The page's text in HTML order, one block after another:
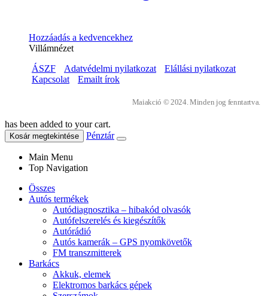
Hozzáadás a kedvencekhez
Villámnézet
ÁSZF
Adatvédelmi nyilatkozat
Elállási nyilatkozat
Kapcsolat
Emailt írok
Maiakció © 2024. Minden jog fenntartva.
has been added to your cart.
Kosár megtekintése Pénztár
Main Menu
Top Navigation
Összes
Autós termékek
Autódiagnosztika – hibakód olvasók
Autófelszerelés és kiegészítők
Autórádió
Autós kamerák – GPS nyomkövetők
FM transzmitterek
Barkács
Akkuk, elemek
Elektromos barkács gépek